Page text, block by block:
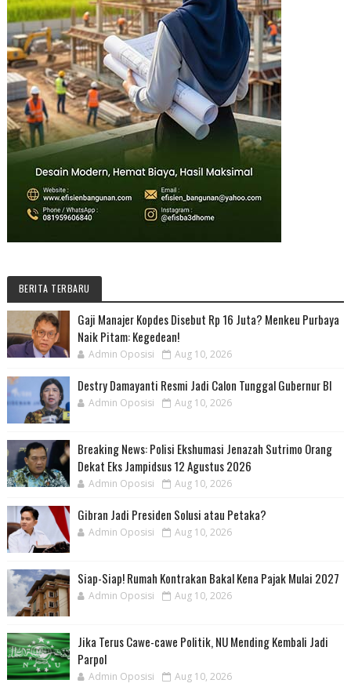
BERITA TERBARU
Gaji Manajer Kopdes Disebut Rp 16 Juta? Menkeu Purbaya
Naik Pitam: Kegedean!
Admin Oposisi Aug 10, 2026
Destry Damayanti Resmi Jadi Calon Tunggal Gubernur BI
Admin Oposisi Aug 10, 2026
Breaking News: Polisi Ekshumasi Jenazah Sutrimo Orang
Dekat Eks Jampidsus 12 Agustus 2026
Admin Oposisi Aug 10, 2026
Gibran Jadi Presiden Solusi atau Petaka?
Admin Oposisi Aug 10, 2026
Siap-Siap! Rumah Kontrakan Bakal Kena Pajak Mulai 2027
Admin Oposisi Aug 10, 2026
Jika Terus Cawe-cawe Politik, NU Mending Kembali Jadi
Parpol
Admin Oposisi Aug 10, 2026